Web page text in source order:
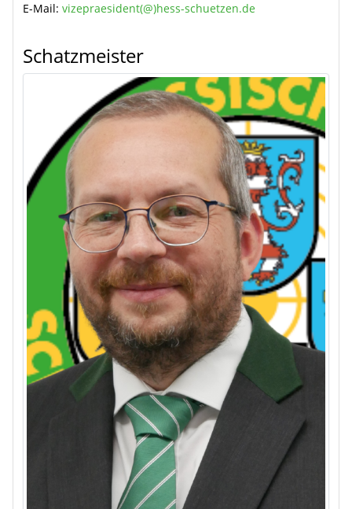
E-Mail: vizepraesident(@)hess-schuetzen.de
Schatzmeister